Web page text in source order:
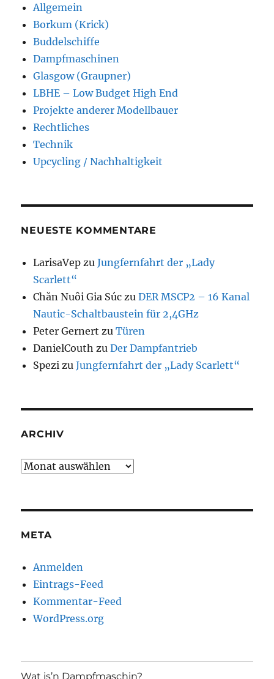
Allgemein
Borkum (Krick)
Buddelschiffe
Dampfmaschinen
Glasgow (Graupner)
LBHE – Low Budget High End
Projekte anderer Modellbauer
Rechtliches
Technik
Upcycling / Nachhaltigkeit
NEUESTE KOMMENTARE
LarisaVep zuJungfernfahrt der „Lady
Scarlett“
Chăn Nuôi Gia Súc zuDER MSCP2 – 16 Kanal
Nautic-Schaltbaustein für 2,4GHz
Peter Gernert zuTüren
DanielCouth zuDer Dampfantrieb
Spezi zuJungfernfahrt der „Lady Scarlett“
ARCHIV
Archiv
META
Anmelden
Eintrags-Feed
Kommentar-Feed
WordPress.org
Wat is’n Dampfmaschin?